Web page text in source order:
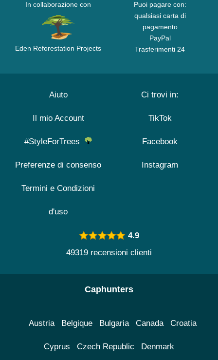
In collaborazione con
Eden Reforestation Projects
Puoi pagare con:
qualsiasi carta di
pagamento
PayPal
Trasferimenti 24
Aiuto
Il mio Account
#StyleForTrees
Preferenze di consenso
Termini e Condizioni
d'uso
Ci trovi in:
TikTok
Facebook
Instagram
4.9
49319 recensioni clienti
Caphunters
Austria Belgique Bulgaria Canada Croatia
Cyprus Czech Republic Denmark